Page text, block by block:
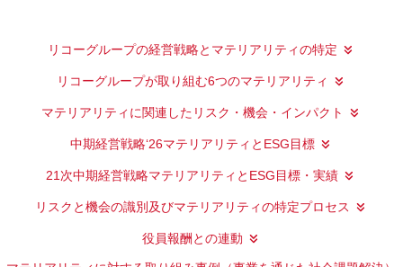
リコーグループの経営戦略とマテリアリティの特定
リコーグループが取り組む6つのマテリアリティ
マテリアリティに関連したリスク・機会・インパクト
中期経営戦略‘26マテリアリティとESG目標
21次中期経営戦略マテリアリティとESG目標・実績
リスクと機会の識別及びマテリアリティの特定プロセス
役員報酬との連動